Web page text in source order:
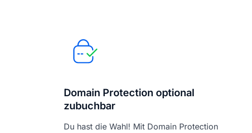
Domain Protection optional
zubuchbar
Du hast die Wahl! Mit Domain Protection